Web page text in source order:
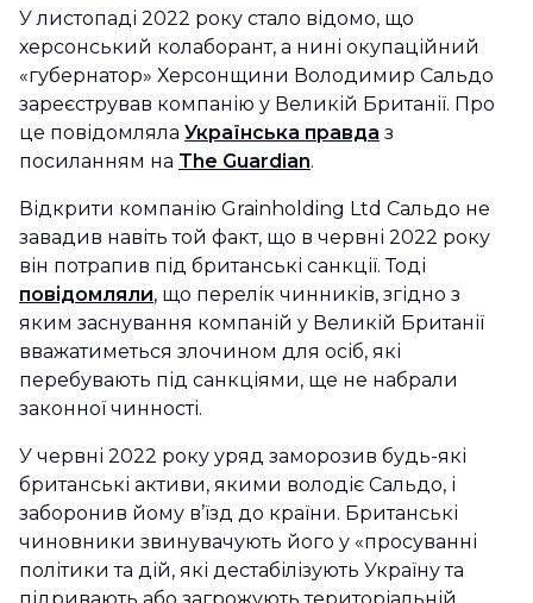
У листопаді 2022 року стало відомо, що
херсонський колаборант, а нині окупаційний
«губернатор» Херсонщини Володимир Сальдо
зареєстрував компанію у Великій Британії. Про
це повідомляла Українська правда з
посиланням на The Guardian.
Відкрити компанію Grainholding Ltd Сальдо не
завадив навіть той факт, що в червні 2022 року
він потрапив під британські санкції. Тоді
повідомляли, що перелік чинників, згідно з
яким заснування компаній у Великій Британії
вважатиметься злочином для осіб, які
перебувають під санкціями, ще не набрали
законної чинності.
У червні 2022 року уряд заморозив будь-які
британські активи, якими володіє Сальдо, і
заборонив йому в’їзд до країни. Британські
чиновники звинувачують його у «просуванні
політики та дій, які дестабілізують Україну та